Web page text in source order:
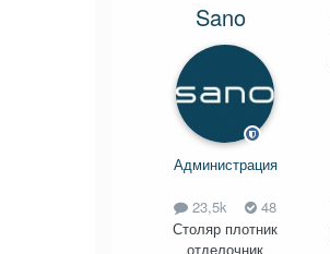
Sano
Администрация
23,5k
48
Столяр плотник
отделочник